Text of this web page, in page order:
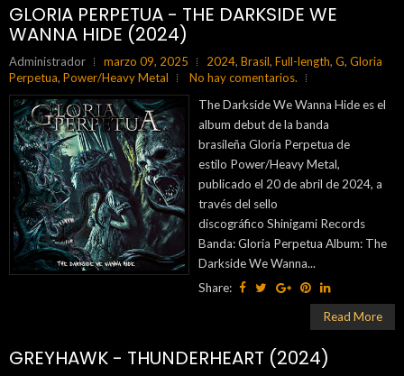
GLORIA PERPETUA - THE DARKSIDE WE
WANNA HIDE (2024)
Administrador marzo 09, 2025 2024, Brasil, Full-length, G, Gloria
Perpetua, Power/Heavy Metal
No hay comentarios.
The Darkside We Wanna Hide es el
album debut de la banda
brasileña Gloria Perpetua de
estilo Power/Heavy Metal,
publicado el 20 de abril de 2024, a
través del sello
discográfico Shinigami Records
Banda: Gloria Perpetua Album: The
Darkside We Wanna...
Share:
Read More
GREYHAWK - THUNDERHEART (2024)